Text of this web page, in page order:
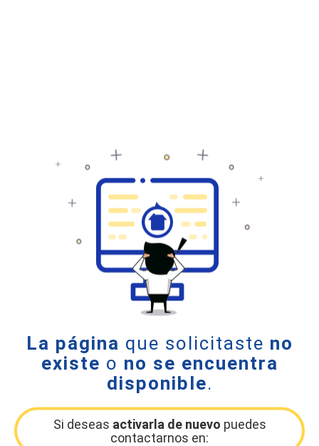
La página que solicitaste no
existe o no se encuentra
disponible.
Si deseas activarla de nuevo puedes
contactarnos en: